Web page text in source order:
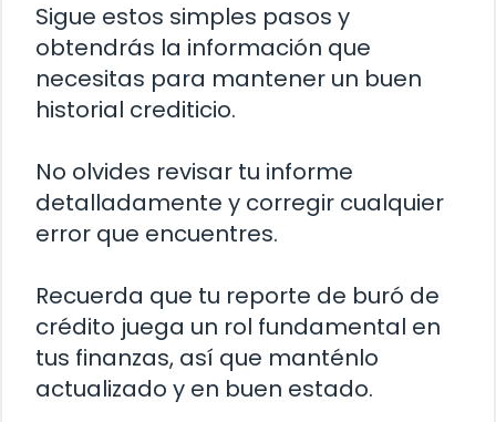
Sigue estos simples pasos y
obtendrás la información que
necesitas para mantener un buen
historial crediticio.
No olvides revisar tu informe
detalladamente y corregir cualquier
error que encuentres.
Recuerda que tu reporte de buró de
crédito juega un rol fundamental en
tus finanzas, así que manténlo
actualizado y en buen estado.